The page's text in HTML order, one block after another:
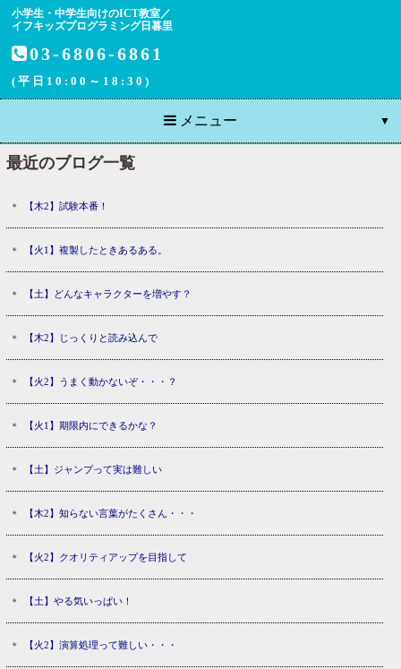
小学生・中学生向けのICT教室／
イフキッズプログラミング日暮里
03-6806-6861
(平日10:00～18:30)
メニュー
最近のブログ一覧
【木2】試験本番！
【火1】複製したときあるある。
【土】どんなキャラクターを増やす？
【木2】じっくりと読み込んで
【火2】うまく動かないぞ・・・？
【火1】期限内にできるかな？
【土】ジャンプって実は難しい
【木2】知らない言葉がたくさん・・・
【火2】クオリティアップを目指して
【土】やる気いっぱい！
【火2】演算処理って難しい・・・